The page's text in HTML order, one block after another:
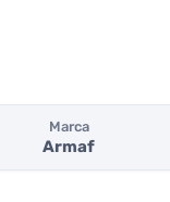
Marca
Armaf